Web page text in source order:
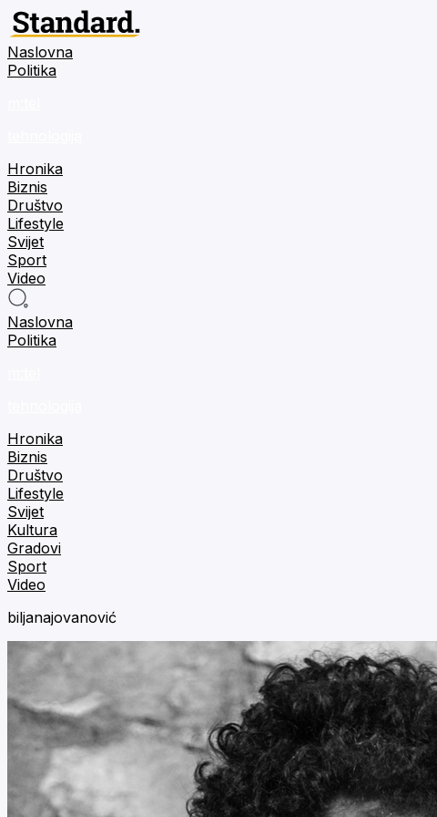
Naslovna
Politika
Hronika
Biznis
Društvo
Lifestyle
Svijet
Sport
Video
Naslovna
Politika
Hronika
Biznis
Društvo
Lifestyle
Svijet
Kultura
Gradovi
Sport
Video
biljanajovanović